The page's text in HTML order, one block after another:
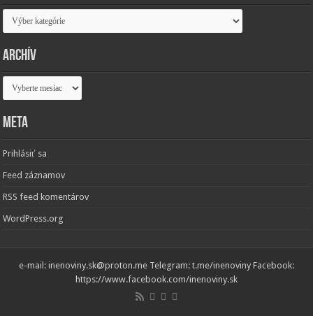
Kategórie
Archív
Archív
Meta
Prihlásiť sa
Feed záznamov
RSS feed komentárov
WordPress.org
e-mail: inenoviny.sk@proton.me Telegram: t.me/inenoviny Facebook:
https://www.facebook.com/inenoviny.sk